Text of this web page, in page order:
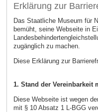
Erklärung zur
Das Staatliche Museum für
bemüht, seine Webseite in
zugänglich zu machen.
Diese Erklärung zur
1. Stand der Vereinbarkeit
Diese Webseite ist wegen
mit § 10 Absatz 1 L-BGG